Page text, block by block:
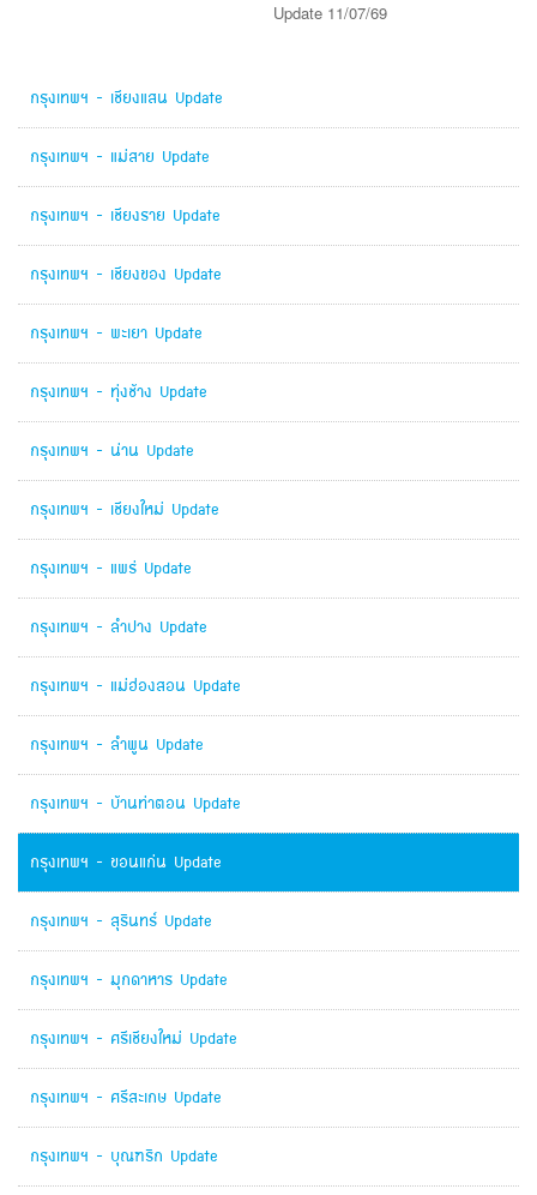
Update 11/07/69
กรุงเทพฯ - เชียงแสน Update
กรุงเทพฯ - แม่สาย Update
กรุงเทพฯ - เชียงราย Update
กรุงเทพฯ - เชียงของ Update
กรุงเทพฯ - พะเยา Update
กรุงเทพฯ - ทุ่งช้าง Update
กรุงเทพฯ - น่าน Update
กรุงเทพฯ - เชียงใหม่ Update
กรุงเทพฯ - แพร่ Update
กรุงเทพฯ - ลำปาง Update
กรุงเทพฯ - แม่ฮ่องสอน Update
กรุงเทพฯ - ลำพูน Update
กรุงเทพฯ - บ้านท่าตอน Update
กรุงเทพฯ - ขอนแก่น Update
กรุงเทพฯ - สุรินทร์ Update
กรุงเทพฯ - มุกดาหาร Update
กรุงเทพฯ - ศรีเชียงใหม่ Update
กรุงเทพฯ - ศรีสะเกษ Update
กรุงเทพฯ - บุณฑริก Update